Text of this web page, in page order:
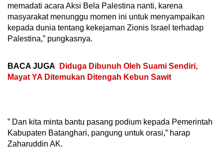
memadati acara Aksi Bela Palestina nanti, karena
masyarakat menunggu momen ini untuk menyampaikan
kepada dunia tentang kekejaman Zionis Israel terhadap
Palestina,” pungkasnya.
BACA JUGA
Diduga Dibunuh Oleh Suami Sendiri,
Mayat YA Ditemukan Ditengah Kebun Sawit
” Dan kita minta bantu pasang podium kepada Pemerintah
Kabupaten Batanghari, pangung untuk orasi,” harap
Zaharuddin AK.